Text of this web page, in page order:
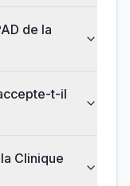
de la
t-il
Clinique